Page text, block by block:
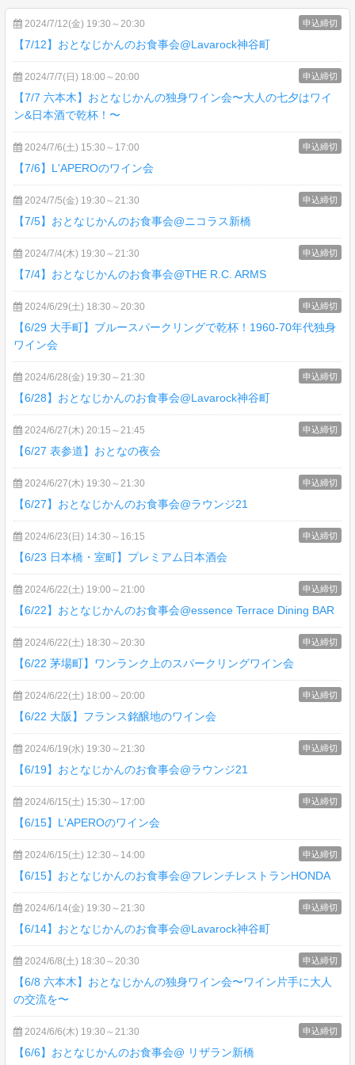
2024/7/12(金) 19:30～20:30
【7/12】おとなじかんのお食事会@Lavarock神谷町
申込締切
2024/7/7(日) 18:00～20:00
【7/7 六本木】おとなじかんの独身ワイン会〜大人の七夕はワイ
ン&日本酒で乾杯！〜
申込締切
2024/7/6(土) 15:30～17:00
【7/6】L'APEROのワイン会
申込締切
2024/7/5(金) 19:30～21:30
【7/5】おとなじかんのお食事会@ニコラス新橋
申込締切
2024/7/4(木) 19:30～21:30
【7/4】おとなじかんのお食事会@THE R.C. ARMS
申込締切
2024/6/29(土) 18:30～20:30
【6/29 大手町】ブルースパークリングで乾杯！1960-70年代独身
ワイン会
申込締切
2024/6/28(金) 19:30～21:30
【6/28】おとなじかんのお食事会@Lavarock神谷町
申込締切
2024/6/27(木) 20:15～21:45
【6/27 表参道】おとなの夜会
申込締切
2024/6/27(木) 19:30～21:30
【6/27】おとなじかんのお食事会@ラウンジ21
申込締切
2024/6/23(日) 14:30～16:15
【6/23 日本橋・室町】プレミアム日本酒会
申込締切
2024/6/22(土) 19:00～21:00
【6/22】おとなじかんのお食事会@essence Terrace Dining BAR
申込締切
2024/6/22(土) 18:30～20:30
【6/22 茅場町】ワンランク上のスパークリングワイン会
申込締切
2024/6/22(土) 18:00～20:00
【6/22 大阪】フランス銘醸地のワイン会
申込締切
2024/6/19(水) 19:30～21:30
【6/19】おとなじかんのお食事会@ラウンジ21
申込締切
2024/6/15(土) 15:30～17:00
【6/15】L'APEROのワイン会
申込締切
2024/6/15(土) 12:30～14:00
【6/15】おとなじかんのお食事会@フレンチレストランHONDA
申込締切
2024/6/14(金) 19:30～21:30
【6/14】おとなじかんのお食事会@Lavarock神谷町
申込締切
2024/6/8(土) 18:30～20:30
【6/8 六本木】おとなじかんの独身ワイン会〜ワイン片手に大人
の交流を〜
申込締切
2024/6/6(木) 19:30～21:30
【6/6】おとなじかんのお食事会@ リザラン新橋
申込締切